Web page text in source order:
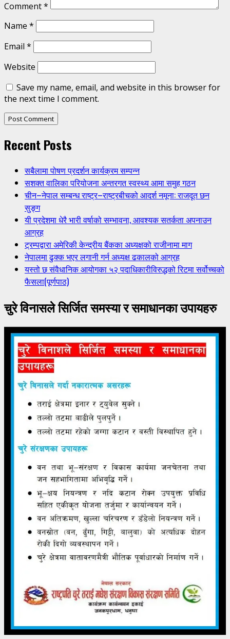
Comment*
Name *
Email *
Website
Save my name, email, and website in this browser for
the next time I comment.
Recent Posts
सबैलामा पोषण प्रदर्शन कार्यक्रम सम्पन्न
सशक्त वालिका परियोजना अन्तरगत स्वस्थ्य आमा समुह गठन
चीन–नेपाल सम्बन्ध राष्ट्र–राष्ट्रबीचको आदर्श नमूना: राजदूत छन
सुङ्ग
यी प्रदेशमा धेरै भारी वर्षाको सम्भावना, आवश्यक सतर्कता अपनाउन
आग्रह
ट्रम्पद्वारा अमेरिकी केन्द्रीय बैंकका अध्यक्षको राजीनामा माग
नेपालमा ढुक्क भएर लगानी गर्न अध्यक्ष ढकालको आग्रह
यस्तो छ संवैधानिक आयोगका ५२ पदाधिकारीविरुद्धको रिटमा सर्वोच्चको
फैसला(पूर्णपाठ)
चुरे विनासले सिर्जित समस्या र समाधानका उपायहरु